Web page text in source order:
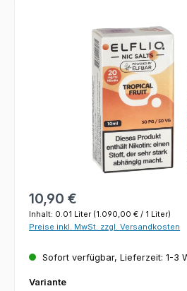
Bildergalerie überspringen
Regulärer Preis:
10,90 €
Inhalt: 0.01 Liter (1.090,00 € / 1 Liter)
Preise inkl. MwSt. zzgl. Versandkosten
Sofort verfügbar, Lieferzeit: 1-3
Varianteauswählen